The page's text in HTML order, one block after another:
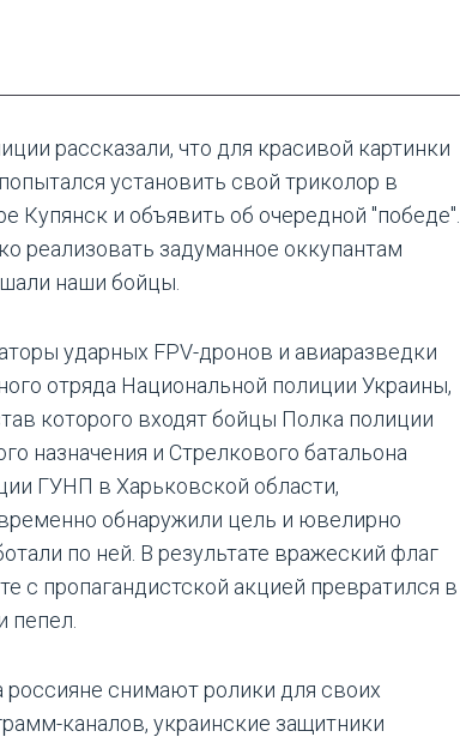
рассказали, что для красивой картинки
установить свой триколор в
Купянск и объявить об очередной "победе".
реализовать задуманное оккупантам
наши бойцы.
ударных FPV-дронов и авиаразведки
отряда Национальной полиции Украины,
которого входят бойцы Полка полиции
назначения и Стрелкового батальона
ГУНП в Харьковской области,
обнаружили цель и ювелирно
по ней. В результате вражеский флаг
с пропагандистской акцией превратился в
пепел.
россияне снимают ролики для своих
каналов, украинские защитники